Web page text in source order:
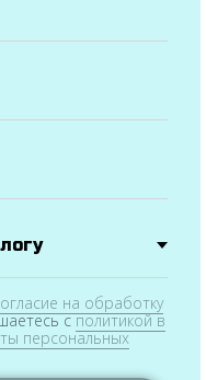
на обработку
cполитикой в
персональных
Официальная